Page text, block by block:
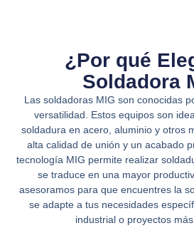
¿Por qué
Soldadora
Las soldadoras MIG son conocidas
versatilidad. Estos equipos son
soldadura en acero, aluminio y otros
alta calidad de unión y un acabado
tecnología MIG permite realizar
se traduce en una mayor
asesoramos para que encuentres la
se adapte a tus necesidades
industrial o proyectos